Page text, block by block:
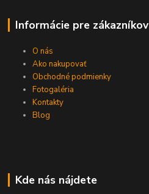
Informácie pre zákazníkov
O nás
Ako nakupovať
Obchodné podmienky
Fotogaléria
Kontakty
Blog
Kde nás nájdete